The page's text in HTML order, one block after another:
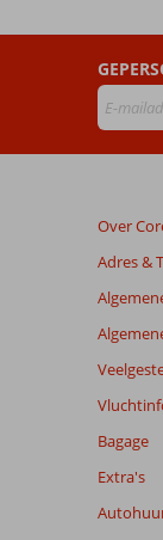
Over
Adres &
Bagage
Extra's